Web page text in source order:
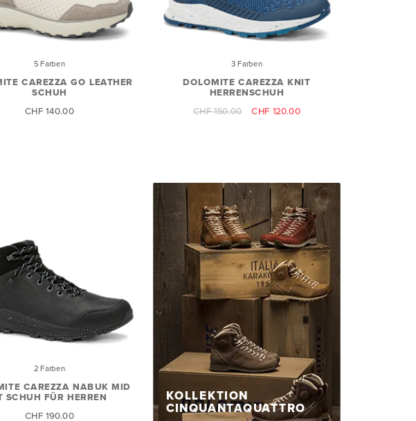
5 Farben
CAREZZA GO LEATHER
SCHUH
CHF 140.00
3 Farben
DOLOMITE CAREZZA KNIT
HERRENSCHUH
CHF 150.00
CHF 120.00
2 Farben
CAREZZA NABUK MID
SCHUH FÜR HERREN
CHF 190.00
KOLLEKTION
CINQUANTAQUATTRO